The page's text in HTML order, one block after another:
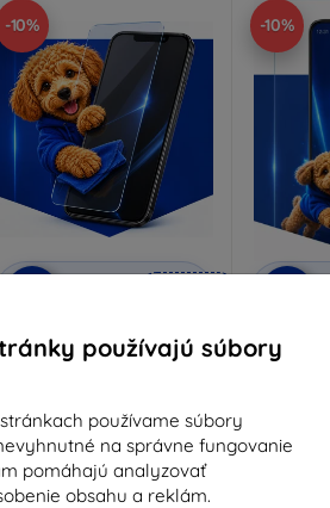
používajú súbory
používame súbory
na správne fungovanie
pomáhajú analyzovať
obsahu a reklám.
-10%
3mk Anti-Shock ochranné
sklo
14,90 €
13,41 €
Na sklade > 5 ks
-10%
3mk
Na